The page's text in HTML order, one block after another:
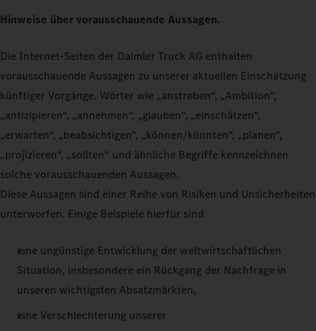
Hinweise über vorausschauende Aussagen.
Die Internet-Seiten der Daimler Truck AG enthalten
vorausschauende Aussagen zu unserer aktuellen Einschätzung
künftiger Vorgänge. Wörter wie „anstreben“, „Ambition“,
„antizipieren“, „annehmen“, „glauben“, „einschätzen“,
„erwarten“, „beabsichtigen“, „können/könnten“, „planen“,
„projizieren“, „sollten“ und ähnliche Begriffe kennzeichnen
solche vorausschauenden Aussagen.
Diese Aussagen sind einer Reihe von Risiken und Unsicherheiten
unterworfen. Einige Beispiele hierfür sind
eine ungünstige Entwicklung der weltwirtschaftlichen
Situation, insbesondere ein Rückgang der Nachfrage in
unseren wichtigsten Absatzmärkten,
eine Verschlechterung unserer